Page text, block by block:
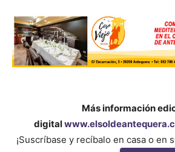
Más información
digital
¡Suscríbase y recíbalo en casa o en